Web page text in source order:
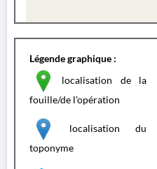
Légende graphique :
localisation de la
fouille/de l'opération
localisation du
toponyme